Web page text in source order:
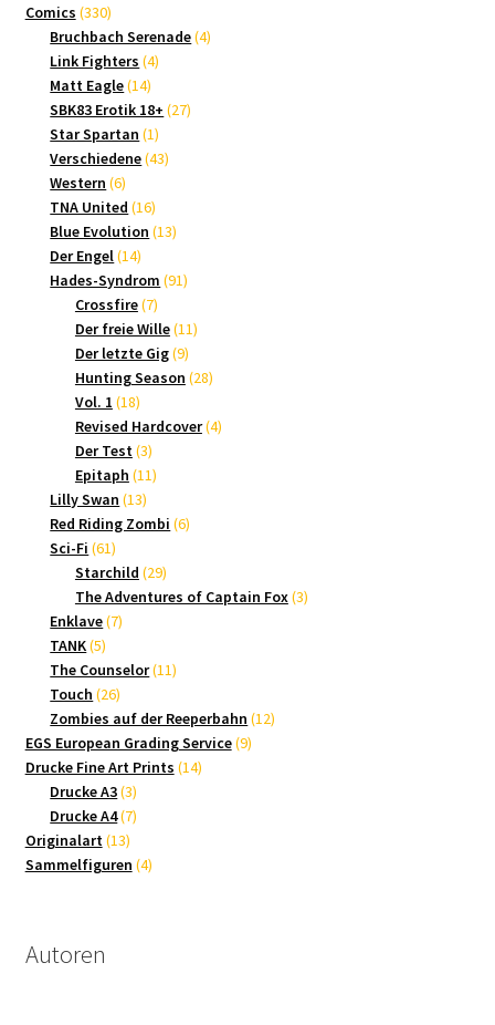
Comics 330330
Produkte
Bruchbach Serenade 44
Link Fighters 44
Matt Eagle 1414
Produkte
SBK83 Erotik 18+ 2727
Star Spartan 11
Produkt
Verschiedene 4343
Western 66
Produkte
TNA United 1616
Produkte
Blue Evolution 1313
Der Engel 1414
Produkte
Hades-Syndrom 9191
Crossfire 77
Produkte
Der freie Wille 1111
Der letzte Gig 99
Produkte
Hunting Season 2828
Vol. 1 1818
Produkte
Revised Hardcover 44
Der Test 33
Produkte
Epitaph 1111
Lilly Swan 1313
Produkte
Red Riding Zombi 66
Sci-Fi 6161
Produkte
Starchild 2929
Produkte
The Adventures of Captain Fox 33
Enklave 77
TANK 55
Produkte
The Counselor 1111
Touch 2626
Produkte
Zombies auf der Reeperbahn 1212
EGS European Grading Service 99
Drucke Fine Art Prints 1414
Drucke A3 33
Produkte
Drucke A4 77
Originalart 1313
Produkte
Sammelfiguren 44
Autoren